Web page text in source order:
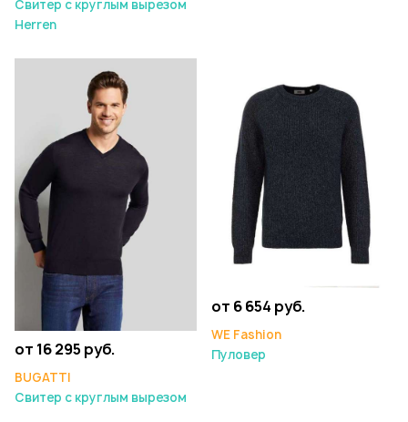
Свитер с круглым вырезом
Herren
от 16 295 руб.
BUGATTI
Свитер с круглым вырезом
от 6 654 руб.
WE Fashion
Пуловер